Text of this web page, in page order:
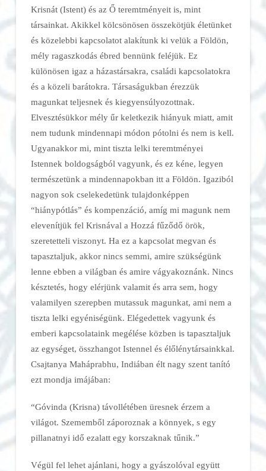
Krisnát (Istent) és az Ő teremtményeit is, mint
társainkat. Akikkel kölcsönösen összekötjük életünket
és közelebbi kapcsolatot alakítunk ki velük a Földön,
mély ragaszkodás ébred bennünk feléjük. Ez
különösen igaz a házastársakra, családi kapcsolatokra
és a közeli barátokra. Társaságukban érezzük
magunkat teljesnek és kiegyensúlyozottnak.
Elvesztésükkor mély űr keletkezik hiányuk miatt, amit
nem tudunk mindennapi módon pótolni és nem is kell.
Ugyanakkor mi, mint tiszta lelki teremtményei
Istennek boldogságból vagyunk, és ez kéne, legyen
természetünk a mindennapokban itt a Földön. Igaziból
nagyon sok cselekedetünk tulajdonképpen
“hiánypótlás” és kompenzáció, amíg mi magunk nem
elevenítjük fel Krisnával a Hozzá fűződő örök,
szeretetteli viszonyt. Ha ez a kapcsolat megvan és
tapasztaljuk, akkor nincs semmi, amire szükségünk
lenne ebben a világban és amire vágyakoznánk. Nincs
késztetés, hogy elérjünk valamit és arra sem, hogy
valamilyen szerepben mutassuk magunkat, ami nem a
tiszta lelki egyéniségünk. Elégedettek vagyunk és
emberi kapcsolataink megélése közben is tapasztaljuk
az egységet, összhangot Istennel és élőlénytársainkkal.
Csajtanya Maháprabhu, Indiában élt nagy szent tanító
ezt mondja imájában:
“Góvinda (Krisna) távollétében üresnek érzem a
világot. Szememből záporoznak a könnyek, s egy
pillanatnyi idő ezalatt egy korszaknak tűnik.”
Végül fel lehet ajánlani, hogy a gyászolóval együtt